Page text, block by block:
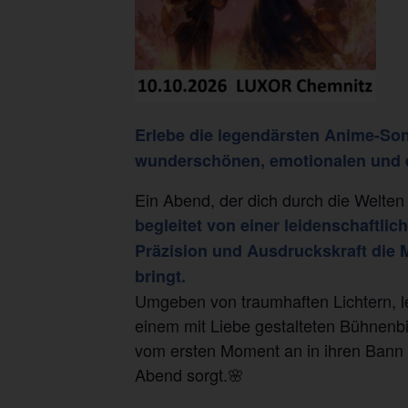
Erlebe die legendärsten Anime-
wunderschönen, emotionalen und
Ein Abend, der dich durch die
begleitet von einer
Präzision und Ausdruckskraft die
bringt.
Umgeben von traumhaften Lichtern,
einem mit Liebe gestalteten
vom ersten Moment an in ihren
Abend sorgt.🌸